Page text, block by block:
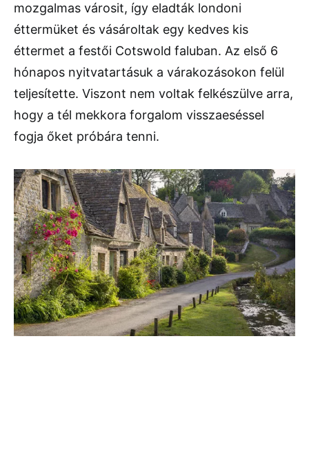
mozgalmas városit, így eladták londoni
éttermüket és vásároltak egy kedves kis
éttermet a festői Cotswold faluban. Az első 6
hónapos nyitvatartásuk a várakozásokon felül
teljesítette. Viszont nem voltak felkészülve arra,
hogy a tél mekkora forgalom visszaeséssel
fogja őket próbára tenni.